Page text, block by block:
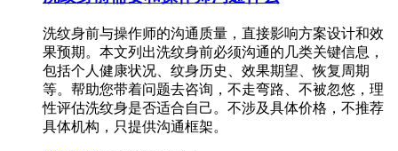
洗纹身前与操作师的沟通质量，直接影响方案设计和效
果预期。本文列出洗纹身前必须沟通的几类关键信息，
包括个人健康状况、纹身历史、效果期望、恢复周期
等。帮助您带着问题去咨询，不走弯路、不被忽悠，理
性评估洗纹身是否适合自己。不涉及具体价格，不推荐
具体机构，只提供沟通框架。